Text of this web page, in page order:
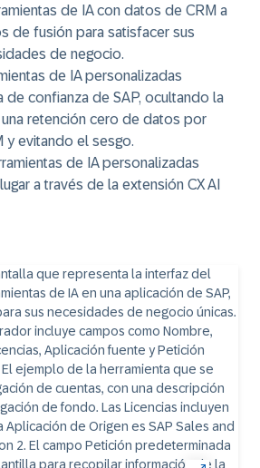
de IA con datos de CRM a
de fusión para satisfacer sus
de negocio.
de IA personalizadas
de confianza de SAP, ocultando la
una retención cero de datos por
y evitando el sesgo.
de IA personalizadas
a través de la extensión CX AI